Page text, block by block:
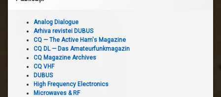
Analog Dialogue
Arhiva revistei DUBUS
CQ — The Active Ham's Magazine
CQ DL — Das Amateurfunkmagazin
CQ Magazine Archives
CQ VHF
DUBUS
High Frequency Electronics
Microwaves & RF